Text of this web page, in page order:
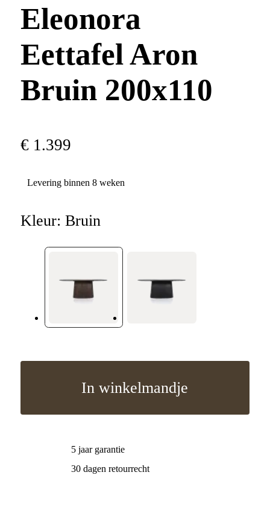
Eleonora
Eettafel Aron
Bruin 200x110
€ 1 .399
Levering binnen 8 weken
Kleur: Bruin
In winkelmandje
5 jaar garantie
30 dagen retourrecht